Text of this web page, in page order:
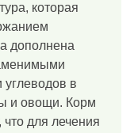
которая
дополнена
в
и овощи. Корм
для лечения